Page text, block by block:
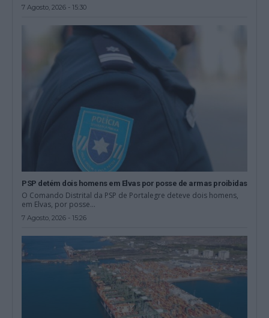
7 Agosto, 2026 - 15:30
PSP detém dois homens em Elvas por posse de armas proibidas
O Comando Distrital da PSP de Portalegre deteve dois homens,
em Elvas, por posse...
7 Agosto, 2026 - 15:26